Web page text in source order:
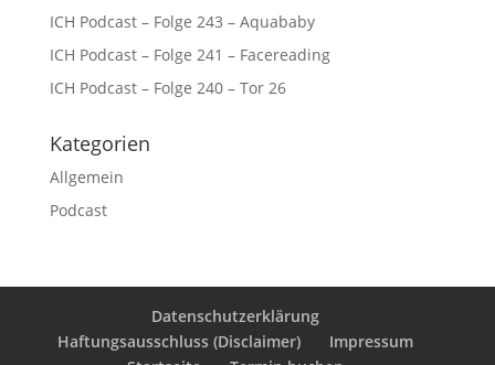
ICH Podcast – Folge 243 – Aquababy
ICH Podcast – Folge 241 – Facereading
ICH Podcast – Folge 240 – Tor 26
Kategorien
Allgemein
Podcast
Datenschutzerklärung
Haftungsausschluss (Disclaimer)
Impressum